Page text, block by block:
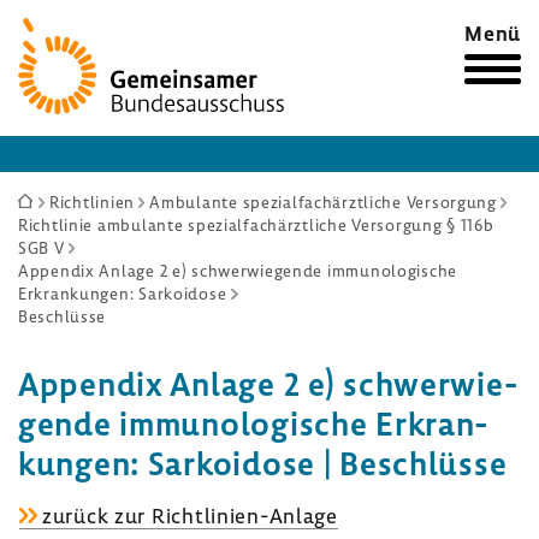
Zur
Startseite
Menü
Sie
sind
hier:
Richtlinien
Ambulante spezialfachärztliche Versorgung
Richtlinie ambulante spezialfachärztliche Versorgung § 116b
SGB V
Appendix Anlage 2 e) schwerwiegende immunologische
Erkrankungen: Sarkoidose
Beschlüsse
Appendix Anlage 2 e) schwer­wie­
gende immu­no­lo­gi­sche Erkran­
kungen: Sarko­idose | Beschlüsse
zurück zur Richtlinien-​Anlage